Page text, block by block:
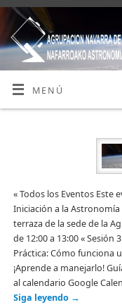
MENÚ
« Todos los Eventos Este
Iniciación a la Astronomía
terraza de la sede de la
de 12:00 a 13:00 «
Práctica: Cómo funciona
¡Aprende a manejarlo!
al calendario Google
Siga leyendo →